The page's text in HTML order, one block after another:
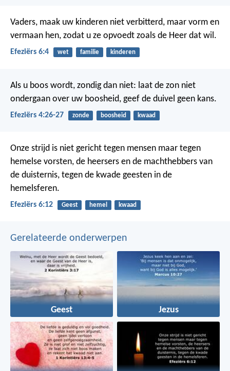
Vaders, maak uw kinderen niet verbitterd, maar vorm en
vermaan hen, zodat u ze opvoedt zoals de Heer dat wil.
Efeziërs 6:4 wet familie kinderen
Als u boos wordt, zondig dan niet: laat de zon niet
ondergaan over uw boosheid, geef de duivel geen kans.
Efeziërs 4:26-27 zonde boosheid kwaad
Onze strijd is niet gericht tegen mensen maar tegen
hemelse vorsten, de heersers en de machthebbers van
de duisternis, tegen de kwade geesten in de
hemelsferen.
Efeziërs 6:12 Geest hemel kwaad
Gerelateerde onderwerpen
Geest Jezus